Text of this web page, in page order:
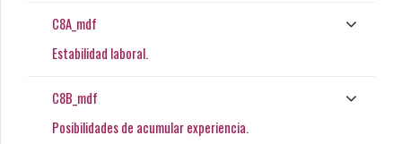
C8A_mdf
Estabilidad laboral.
C8B_mdf
Posibilidades de acumular experiencia.